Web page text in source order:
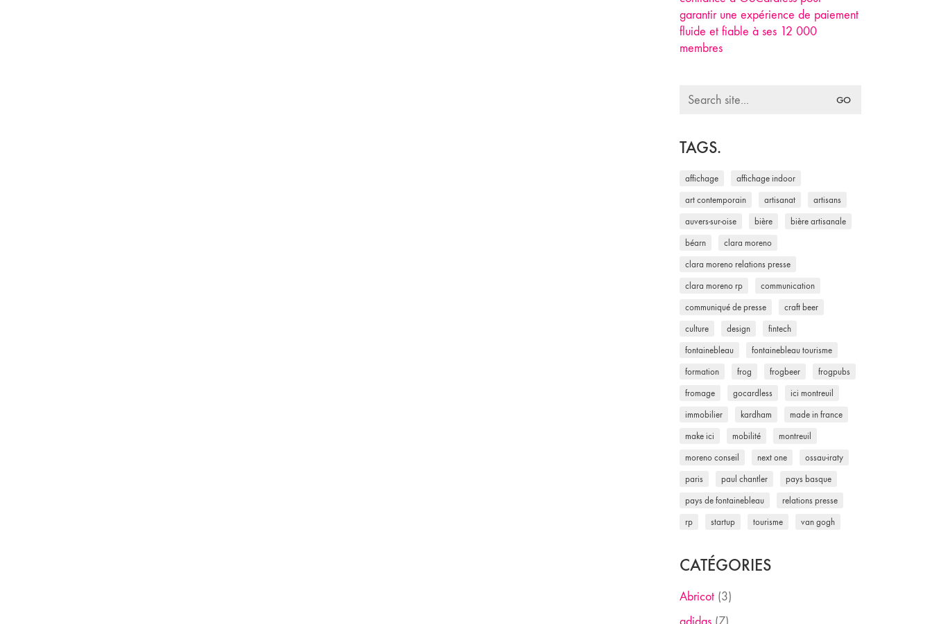
garantir une expérience de paiement
fluide et fiable à ses 12 000
membres
Search
TAGS.
affichage affichage indoor
art contemporain artisanat artisans
auvers-sur-oise bière bière artisanale
béarn clara moreno
clara moreno relations presse
clara moreno rp communication
communiqué de presse craft beer
culture design fintech
fontainebleau fontainebleau tourisme
formation frog frogbeer frogpubs
fromage gocardless ici montreuil
immobilier kardham made in france
make ici mobilité montreuil
moreno conseil next one ossau-iraty
paris paul chantler pays basque
pays de fontainebleau relations presse
rp startup tourisme van gogh
CATÉGORIES
Abricot(3)